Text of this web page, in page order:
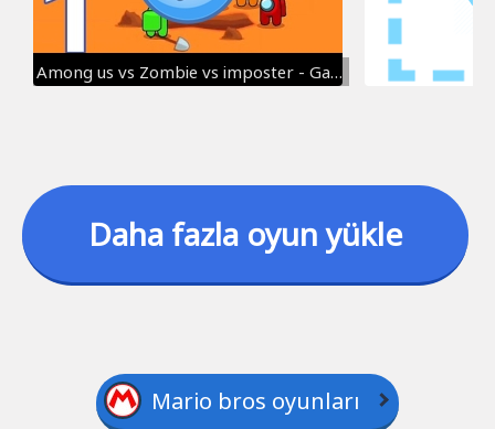
Among us vs Zombie vs imposter - Gameplay Walkthrough part 1 - all levels (Android)
Daha fazla oyun yükle
Mario bros oyunları